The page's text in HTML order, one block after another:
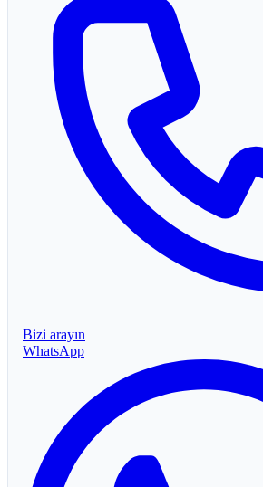
Bizi arayın
WhatsApp